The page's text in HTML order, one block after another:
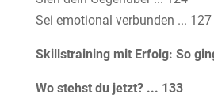
Sei emotional verbunden ... 127
Skillstraining mit Erfolg: So
Wo stehst du jetzt? ... 133